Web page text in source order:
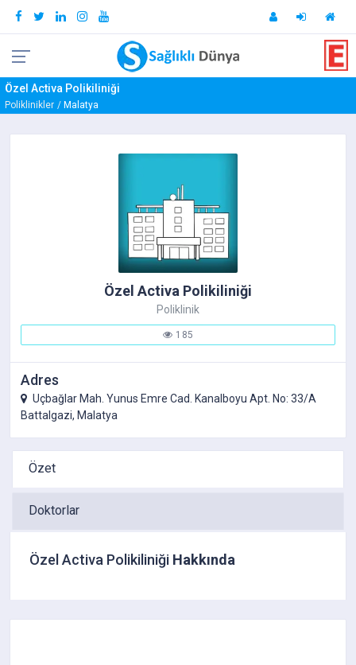
Özel Activa Polikiliniği
Poliklinikler Malatya
Özel Activa Polikiliniği
Poliklinik
185
Adres
Uçbağlar Mah. Yunus Emre Cad. Kanalboyu Apt. No: 33/A
Battalgazi, Malatya
Özet
Doktorlar
Özel Activa Polikiliniği Hakkında